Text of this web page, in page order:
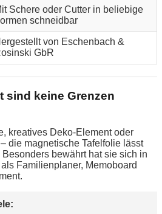
Schere oder Cutter in beliebige
schneidbar
von Eschenbach &
GbR
sind keine Grenzen
kreatives Deko-Element oder
die magnetische Tafelfolie lässt
bewährt hat sie sich in
Familienplaner, Memoboard